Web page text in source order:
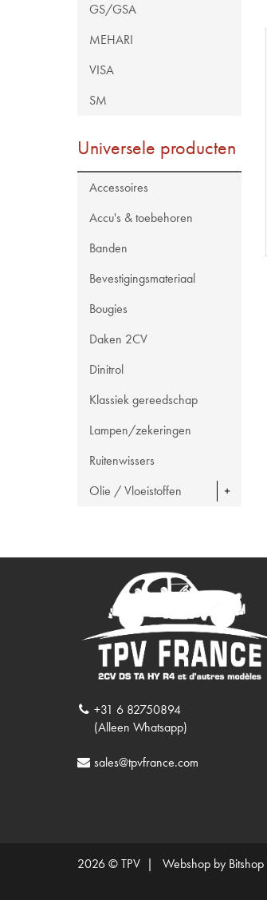
GS/GSA
MEHARI
VISA
SM
Universele producten
Accessoires
Accu's & toebehoren
Banden
Bevestigingsmateriaal
Bougies
Daken 2CV
Dinitrol
Klassiek gereedschap
Lampen/zekeringen
Ruitenwissers
Olie / Vloeistoffen
+31 6 82750894
(Alleen Whatsapp)
sales@tpvfrance.com
2026 © TPV | Webshop by Bitshop